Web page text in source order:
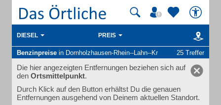
DIESEL PREIS
Benzinpreise in Dornholzhausen-Rhein--Lahn--Kr 25 Treffer
Die hier angezeigten Entfernungen beziehen sich auf
den Ortsmittelpunkt.
Durch Klick auf den Button erhältst Du die genauen
Entfernungen ausgehend von Deinem aktuellen Standort.